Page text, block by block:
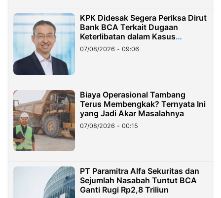
KPK Didesak Segera Periksa Dirut
Bank BCA Terkait Dugaan
Keterlibatan dalam Kasus
Hilangnya Dana Nasabah Rp2,58
Miliar
07/08/2026 - 09:06
Biaya Operasional Tambang
Terus Membengkak? Ternyata Ini
yang Jadi Akar Masalahnya
07/08/2026 - 00:15
PT Paramitra Alfa Sekuritas dan
Sejumlah Nasabah Tuntut BCA
Ganti Rugi Rp2,8 Triliun